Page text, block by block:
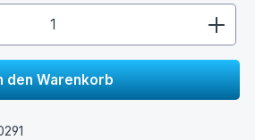
den Warenkorb